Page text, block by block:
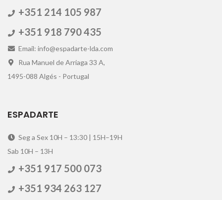
+351 214 105 987
+351 918 790 435
Email: info@espadarte-lda.com
Rua Manuel de Arriaga 33 A,
1495-088 Algés - Portugal
ESPADARTE
Seg a Sex 10H – 13:30 | 15H–19H
Sab 10H – 13H
+351 917 500 073
+351 934 263 127